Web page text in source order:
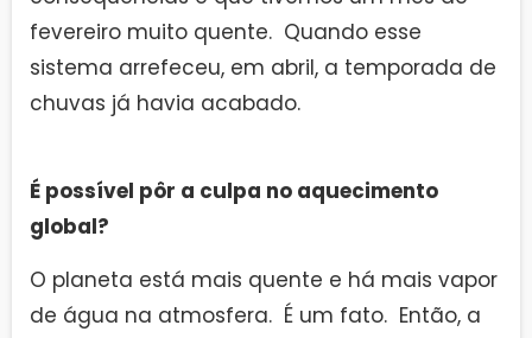
fevereiro muito quente. Quando esse
sistema arrefeceu, em abril, a temporada de
chuvas já havia acabado.
É possível pôr a culpa no aquecimento
global?
O planeta está mais quente e há mais vapor
de água na atmosfera. É um fato. Então, a